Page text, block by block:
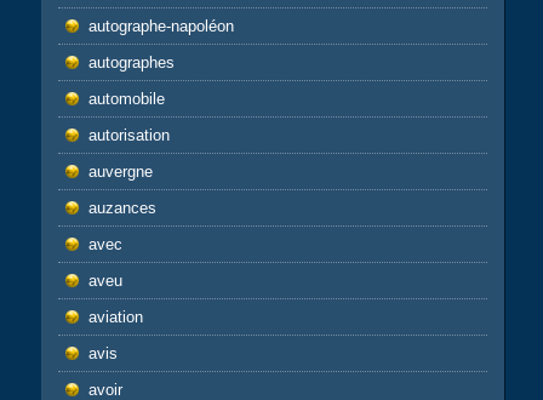
autographe-napoléon
autographes
automobile
autorisation
auvergne
auzances
avec
aveu
aviation
avis
avoir